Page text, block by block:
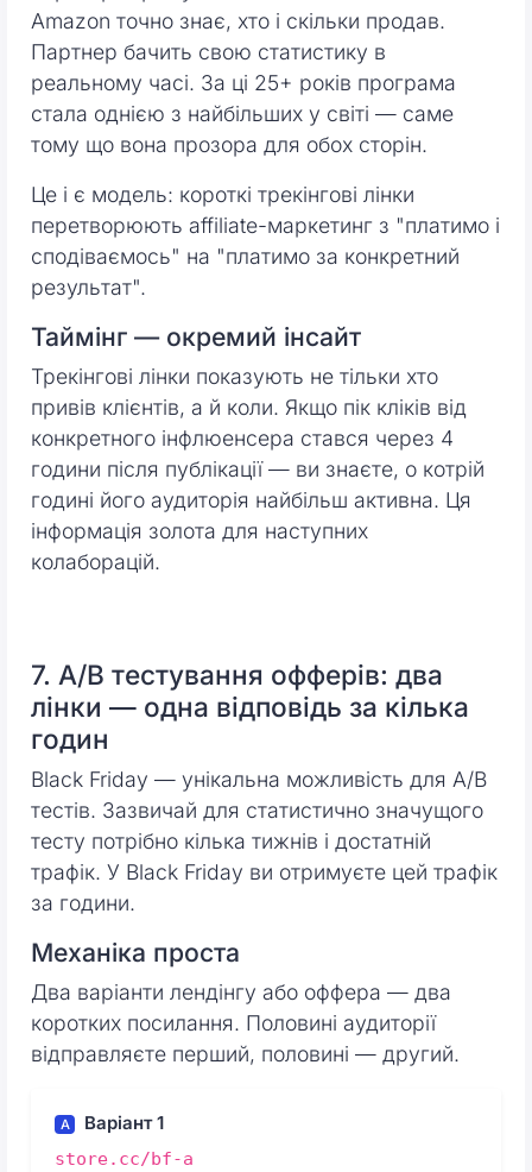
Amazon точно знає, хто і скільки продав.
Партнер бачить свою статистику в
реальному часі. За ці 25+ років програма
стала однією з найбільших у світі — саме
тому що вона прозора для обох сторін.
Це і є модель: короткі трекінгові лінки
перетворюють affiliate-маркетинг з "платимо і
сподіваємось" на "платимо за конкретний
результат".
Таймінг — окремий інсайт
Трекінгові лінки показують не тільки хто
привів клієнтів, а й коли. Якщо пік кліків від
конкретного інфлюенсера стався через 4
години після публікації — ви знаєте, о котрій
годині його аудиторія найбільш активна. Ця
інформація золота для наступних
колаборацій.
7. A/B тестування офферів: два
лінки — одна відповідь за кілька
годин
Black Friday — унікальна можливість для A/B
тестів. Зазвичай для статистично значущого
тесту потрібно кілька тижнів і достатній
трафік. У Black Friday ви отримуєте цей трафік
за години.
Механіка проста
Два варіанти лендінгу або оффера — два
коротких посилання. Половині аудиторії
відправляєте перший, половині — другий.
A Варіант 1
store.cc/bf-a